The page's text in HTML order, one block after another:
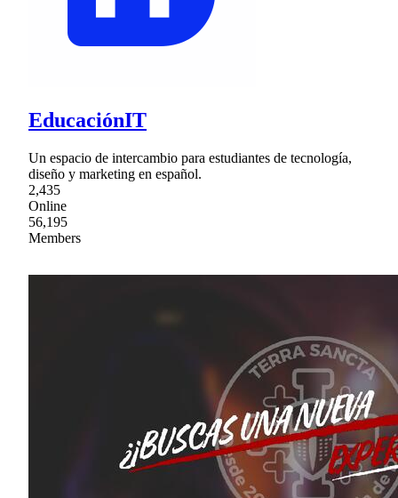
EducaciónIT
Un espacio de intercambio para estudiantes de tecnología,
diseño y marketing en español.
2,435
Online
56,195
Members